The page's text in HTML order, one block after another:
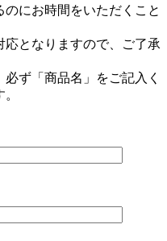
にお時間をいただくこと
応となりますので、ご了承
ず「商品名」をご記入く